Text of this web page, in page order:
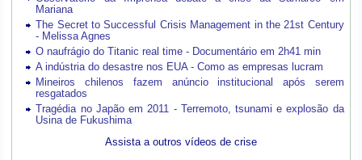
Mariana
The Secret to Successful Crisis Management in the 21st Century
- Melissa Agnes
O naufrágio do Titanic real time - Documentário em 2h41 min
A indústria do desastre nos EUA - Como as empresas lucram
Mineiros chilenos fazem anúncio institucional após serem
resgatados
Tragédia no Japão em 2011 - Terremoto, tsunami e explosão da
Usina de Fukushima
Assista a outros vídeos de crise